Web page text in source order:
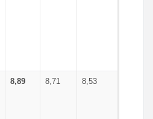
8,89 8,71 8,53